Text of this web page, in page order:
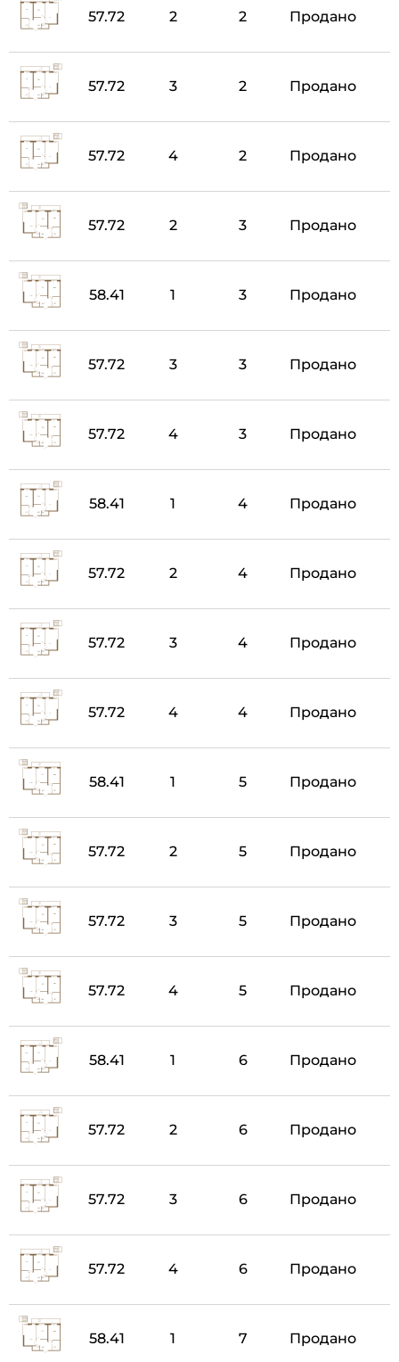
57.72 2 2 Продано
57.72 3 2 Продано
57.72 4 2 Продано
57.72 2 3 Продано
58.41 1 3 Продано
57.72 3 3 Продано
57.72 4 3 Продано
58.41 1 4 Продано
57.72 2 4 Продано
57.72 3 4 Продано
57.72 4 4 Продано
58.41 1 5 Продано
57.72 2 5 Продано
57.72 3 5 Продано
57.72 4 5 Продано
58.41 1 6 Продано
57.72 2 6 Продано
57.72 3 6 Продано
57.72 4 6 Продано
58.41 1 7 Продано